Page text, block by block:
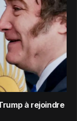
à rejoindre